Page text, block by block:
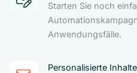
Starten Sie noch
Anwendungsfälle.
Personalisierte Inhalte